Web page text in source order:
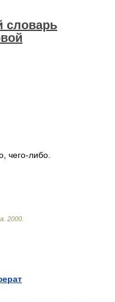
словарь
чего-либо.
2000